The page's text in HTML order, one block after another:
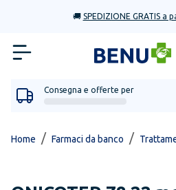
🚚 SPEDIZIONE GRATIS a
Consegna e offerte per
Home / Farmaci da banco /